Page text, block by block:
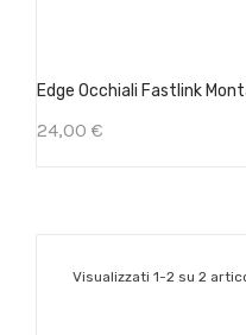
Edge Occhiali Fastlink
24,00 €
Visualizzati 1-2 su 2